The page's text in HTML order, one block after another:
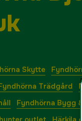
Skytte
Trädgård
Fyndhörna Bygg